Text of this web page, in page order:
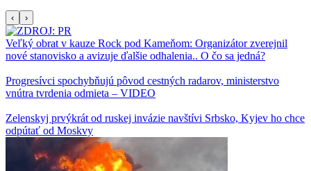
‹ ›
Veľký obrat v kauze Rock pod Kameňom: Organizátor zverejnil
nové stanovisko a avizuje ďalšie odhalenia.. O čo sa jedná?
Progresívci spochybňujú pôvod cestných radarov, ministerstvo
vnútra tvrdenia odmieta – VIDEO
Zelenskyj prvýkrát od ruskej invázie navštívi Srbsko, Kyjev ho chce
odpútať od Moskvy